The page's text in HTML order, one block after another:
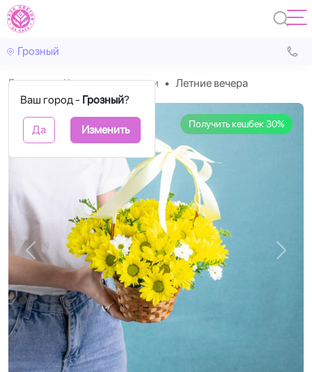
Грозный
Ваш город - Грозный?
Да Изменить
Главная Корзины с цветами Летние вечера
Получить кешбек 30%
Назад